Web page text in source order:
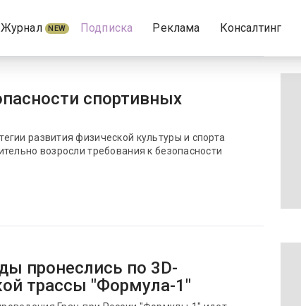
Журнал NEW Подписка Реклама Консалтинг
спортивных
развития физической культуры и спорта
возросли требования к безопасности
пронеслись по 3D-
трассы "Формула-1"